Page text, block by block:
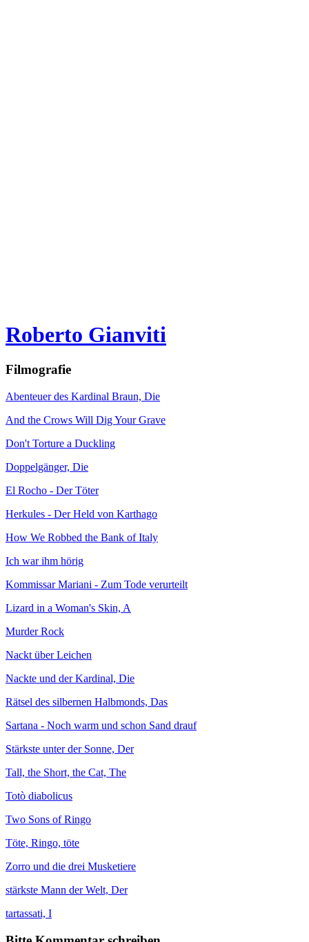
Roberto Gianviti
Filmografie
Abenteuer des Kardinal Braun, Die
And the Crows Will Dig Your Grave
Don't Torture a Duckling
Doppelgänger, Die
El Rocho - Der Töter
Herkules - Der Held von Karthago
How We Robbed the Bank of Italy
Ich war ihm hörig
Kommissar Mariani - Zum Tode verurteilt
Lizard in a Woman's Skin, A
Murder Rock
Nackt über Leichen
Nackte und der Kardinal, Die
Rätsel des silbernen Halbmonds, Das
Sartana - Noch warm und schon Sand drauf
Stärkste unter der Sonne, Der
Tall, the Short, the Cat, The
Totò diabolicus
Two Sons of Ringo
Töte, Ringo, töte
Zorro und die drei Musketiere
stärkste Mann der Welt, Der
tartassati, I